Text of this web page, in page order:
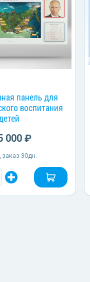
панель для
воспитания
000 ₽
30дн.